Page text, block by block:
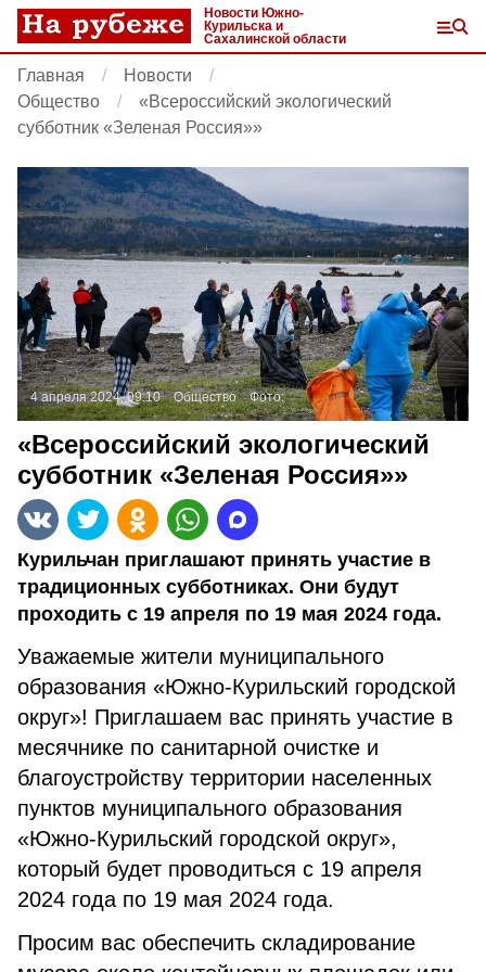
Новости Южно-
Курильска и
Сахалинской области
Главная
Новости
Общество
«Всероссийский экологический
субботник «Зеленая Россия»»
4 апреля 2024, 09:10 Общество Фото:
«Всероссийский экологический
субботник «Зеленая Россия»»
Курильчан приглашают принять участие в
традиционных субботниках. Они будут
проходить с 19 апреля по 19 мая 2024 года.
Уважаемые жители муниципального
образования «Южно-Курильский городской
округ»! Приглашаем вас принять участие в
месячнике по санитарной очистке и
благоустройству территории населенных
пунктов муниципального образования
«Южно-Курильский городской округ»,
который будет проводиться с 19 апреля
2024 года по 19 мая 2024 года.
Просим вас обеспечить складирование